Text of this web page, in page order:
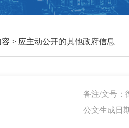
> 应主动公开的其他政府信息
备注/文号：
公文生成日